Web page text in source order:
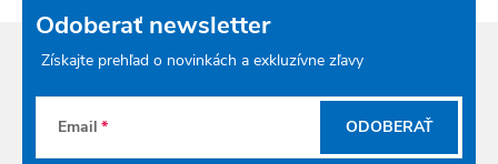
Odoberať newsletter
Získajte prehľad o novinkách a exkluzívne zľavy
Email ODOBERAŤ